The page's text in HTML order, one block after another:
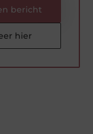
bericht
hier